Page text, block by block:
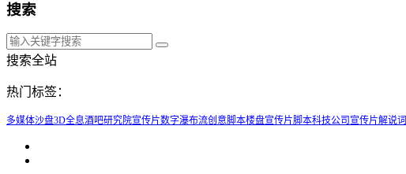
搜索
搜索全站
热门标签：
多媒体沙盘3D全息酒吧研究院宣传片数字瀑布流创意脚本楼盘宣传片脚本科技公司宣传片解说词